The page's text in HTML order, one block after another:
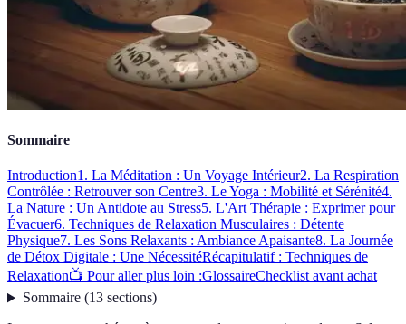
Sommaire
Introduction1. La Méditation : Un Voyage Intérieur2. La Respiration
Contrôlée : Retrouver son Centre3. Le Yoga : Mobilité et Sérénité4.
La Nature : Un Antidote au Stress5. L'Art Thérapie : Exprimer pour
Évacuer6. Techniques de Relaxation Musculaires : Détente
Physique7. Les Sons Relaxants : Ambiance Apaisante8. La Journée
de Détox Digitale : Une NécessitéRécapitulatif : Techniques de
Relaxation📺 Pour aller plus loin :GlossaireChecklist avant achat
Sommaire(13 sections)